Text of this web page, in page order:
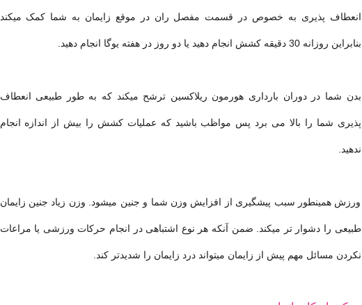
انعطاف پذیری به خصوص در قسمت مفصل ران در موقع زایمان به شما کمک میکند
بنابراین روزانه 30 دقیقه کشش انجام دهید یا دو روز در هفته یوگا انجام دهید.
بدن شما در دوران بارداری هورمون ریلاکسین ترشح میکند که به طور طبیعی انعطاف
پذیری شما را بالا می برد پس مواظب باشید که عملیات کشش را بیش از اندازه انجام
ندهید.
ورزش همینطور سبب پیشگیری از افزایش وزن شما و جنین میشود. وزن زیاد جنین زایمان
طبیعی را دشوار تر میکند. ضمن آنکه هر نوع اشتباهی در انجام حرکات ورزشی یا مراعات
نکردن مسائل مهم پیش از زایمان میتواند درد زایمان را شدیدتر کند.